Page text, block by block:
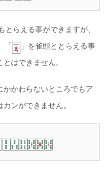
とらえる事ができますが、
「
」を雀頭ととらえる事
はできません。
かかわらないところでもア
ンができません。